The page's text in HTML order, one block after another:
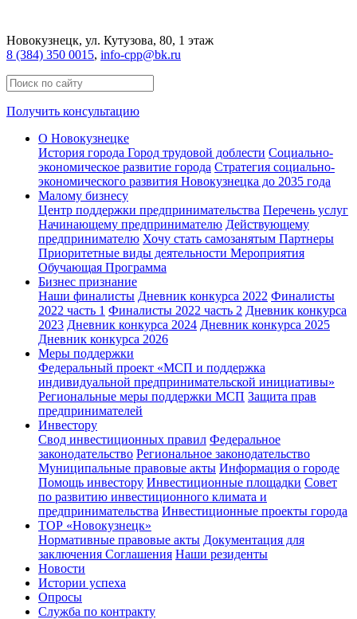
Новокузнецк, ул. Кутузова, 80, 1 этаж
8 (384) 350 0015, info-cpp@bk.ru
Получить консультацию
О Новокузнецке
История города Город трудовой доблести Социально-
экономическое развитие города Стратегия социально-
экономического развития Новокузнецка до 2035 года
Малому бизнесу
Центр поддержки предпринимательства Перечень услуг
Начинающему предпринимателю Действующему
предпринимателю Хочу стать самозанятым Партнеры
Приоритетные виды деятельности Мероприятия
Обучающая Программа
Бизнес признание
Наши финалисты Дневник конкурса 2022 Финалисты
2022 часть 1 Финалисты 2022 часть 2 Дневник конкурса
2023 Дневник конкурса 2024 Дневник конкурса 2025
Дневник конкурса 2026
Меры поддержки
Федеральный проект «МСП и поддержка
индивидуальной предпринимательской инициативы»
Региональные меры поддержки МСП Защита прав
предпринимателей
Инвестору
Свод инвестиционных правил Федеральное
законодательство Региональное законодательство
Муниципальные правовые акты Информация о городе
Помощь инвестору Инвестиционные площадки Совет
по развитию инвестиционного климата и
предпринимательства Инвестиционные проекты города
ТОР «Новокузнецк»
Нормативные правовые акты Документация для
заключения Соглашения Наши резиденты
Новости
Истории успеха
Опросы
Служба по контракту